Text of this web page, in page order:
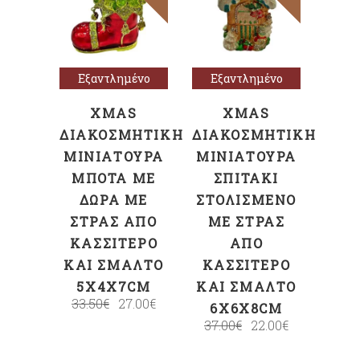
Εξαντλημένο
Διαβάστε
περισσότερα
XMAS
ΔΙΑΚΟΣΜΗΤΙΚΉ
ΜΙΝΙΑΤΟΎΡΑ
ΜΠΌΤΑ ΜΕ
ΔΏΡΑ ΜΕ
ΣΤΡΑΣ ΑΠΌ
ΚΑΣΣΊΤΕΡΟ
ΚΑΙ ΣΜΆΛΤΟ
5X4X7CM
33.50€ 27.00€
Εξαντλημένο
Διαβάστε
περισσότερα
XMAS
ΔΙΑΚΟΣΜΗΤΙΚΉ
ΜΙΝΙΑΤΟΎΡΑ
ΣΠΙΤΆΚΙ
ΣΤΟΛΙΣΜΈΝΟ
ΜΕ ΣΤΡΑΣ
ΑΠΌ
ΚΑΣΣΊΤΕΡΟ
ΚΑΙ ΣΜΆΛΤΟ
6X6X8CM
37.00€ 22.00€